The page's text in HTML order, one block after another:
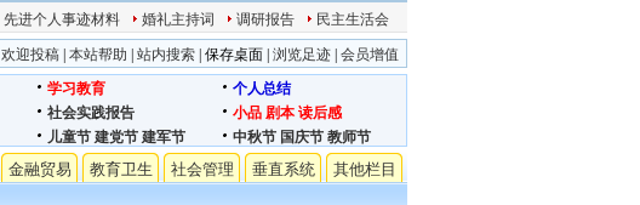
先进个人事迹材料 婚礼主持词 调研报告 民主生活会
欢迎投稿 本站帮助 站内搜索 保存桌面 浏览足迹 会员增值
学习教育
个人总结
社会实践报告 小品 剧本 读后感
儿童节 建党节 建军节 中秋节 国庆节 教师节
金融贸易 教育卫生 社会管理 垂直系统 其他栏目